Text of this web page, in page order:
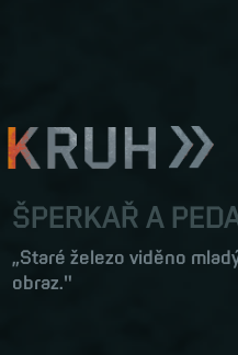
ŠPERKAŘ A
„Staré železo viděno
obraz."